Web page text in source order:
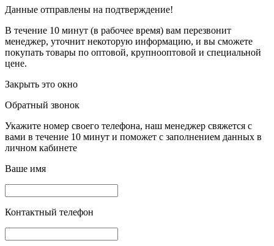
Данные отправлены на подтверждение!
В течение 10 минут (в рабочее время) вам перезвонит
менеджер, уточнит некоторую информацию, и вы сможете
покупать товары по оптовой, крупнооптовой и специальной
цене.
Закрыть это окно
Обратный звонок
Укажите номер своего телефона, наш менеджер свяжется с
вами в течение 10 минут и поможет с заполнением данных в
личном кабинете
Ваше имя
Контактный телефон